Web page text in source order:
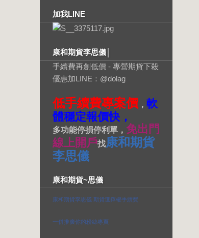
加我LINE
康和期貨李思儀│
手續費再創低價 - 專營期貨下殺
優惠加LINE：@dolag
低手續費專案價 ， 軟
體穩定報價快，
多功能停損停利單， 免出門
線上開戶找康和期貨
李思儀
康和期貨~思儀
康和期貨李思儀 期貨選擇權手續費
一併推廣你的粉絲專頁